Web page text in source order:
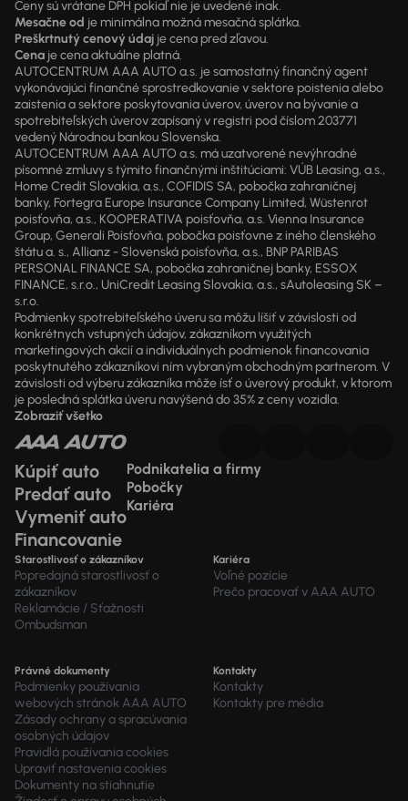
Ceny sú vrátane DPH pokiaľ nie je uvedené inak.
Mesačne od je minimálna možná mesačná splátka.
Preškrtnutý cenový údaj je cena pred zľavou.
Cena je cena aktuálne platná.
AUTOCENTRUM AAA AUTO a.s. je samostatný finančný agent
vykonávajúci finančné sprostredkovanie v sektore poistenia alebo
zaistenia a sektore poskytovania úverov, úverov na bývanie a
spotrebiteľských úverov zapísaný v registri pod číslom 203771
vedený Národnou bankou Slovenska.
AUTOCENTRUM AAA AUTO a.s. má uzatvorené nevýhradné
písomné zmluvy s týmito finančnými inštitúciami: VÚB Leasing, a.s.,
Home Credit Slovakia, a.s., COFIDIS SA, pobočka zahraničnej
banky, Fortegra Europe Insurance Company Limited, Wüstenrot
poisťovňa, a.s., KOOPERATIVA poisťovňa, a.s. Vienna Insurance
Group, Generali Poisťovňa, pobočka poisťovne z iného členského
štátu a. s., Allianz - Slovenská poisťovňa, a.s., BNP PARIBAS
PERSONAL FINANCE SA, pobočka zahraničnej banky, ESSOX
FINANCE, s.r.o., UniCredit Leasing Slovakia, a.s., sAutoleasing SK –
s.r.o.
Podmienky spotrebiteľského úveru sa môžu líšiť v závislosti od
konkrétnych vstupných údajov, zákazníkom využitých
marketingových akcií a individuálnych podmienok financovania
poskytnutého zákazníkovi ním vybraným obchodným partnerom. V
závislosti od výberu zákazníka môže ísť o úverový produkt, v ktorom
je posledná splátka úveru navýšená do 35% z ceny vozidla.
Zobraziť všetko
Kúpiť auto
Predať auto
Vymeniť auto
Financovanie
Podnikatelia a firmy
Pobočky
Kariéra
Starostlivosť o zákazníkov
Popredajná starostlivosť o
zákazníkov
Reklamácie / Sťažnosti
Ombudsman
Kariéra
Voľné pozície
Prečo pracovať v AAA AUTO
Právné dokumenty
Podmienky používania
webových stránok AAA AUTO
Zásady ochrany a spracúvania
osobných údajov
Pravidlá používania cookies
Upraviť nastavenia cookies
Dokumenty na stiahnutie
Kontakty
Kontakty
Kontakty pre média